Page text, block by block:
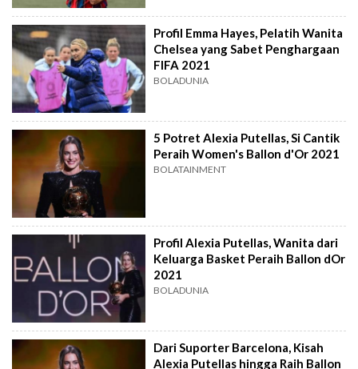
Profil Emma Hayes, Pelatih Wanita
Chelsea yang Sabet Penghargaan
FIFA 2021
BOLADUNIA
5 Potret Alexia Putellas, Si Cantik
Peraih Women's Ballon d'Or 2021
BOLATAINMENT
Profil Alexia Putellas, Wanita dari
Keluarga Basket Peraih Ballon dOr
2021
BOLADUNIA
Dari Suporter Barcelona, Kisah
Alexia Putellas hingga Raih Ballon